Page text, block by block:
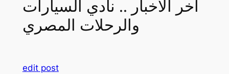
أخر الأخبار .. نادي السيارات
والرحلات المصري
edit post